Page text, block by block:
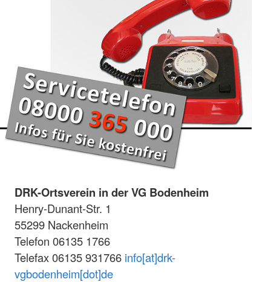
DRK-Ortsverein in der VG Bodenheim
Henry-Dunant-Str. 1
55299 Nackenheim
Telefon 06135 1766
Telefax 06135 931766 info[at]drk-
vgbodenheim[dot]de